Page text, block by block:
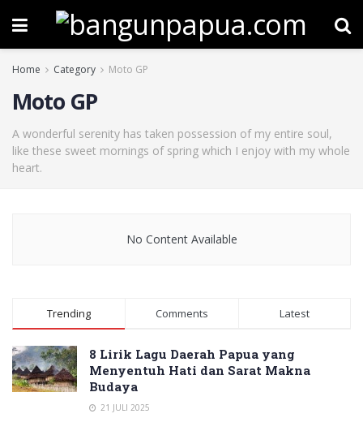
Home Category Moto GP
Moto GP
A wonderful serenity has taken possession of my entire soul,
like these sweet mornings of spring which I enjoy with my whole
heart.
No Content Available
Trending Comments Latest
8 Lirik Lagu Daerah Papua yang
Menyentuh Hati dan Sarat Makna
Budaya
21 JULI 2025